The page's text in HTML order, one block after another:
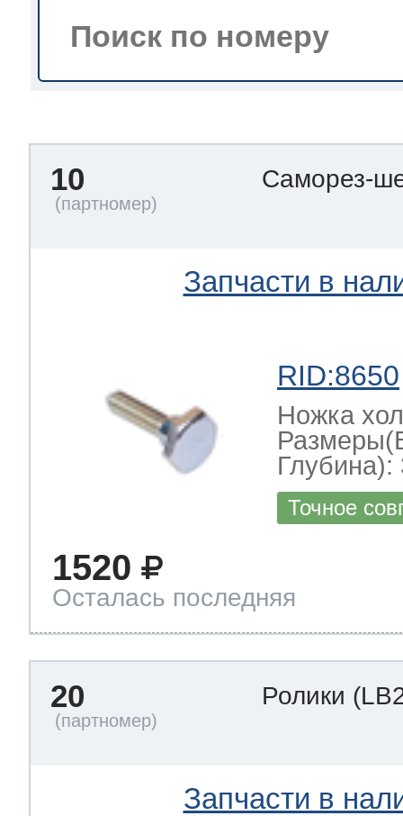
по уходу
10 Саморез-
Запчасти в
RID:8650
Ножка
Глубина):
Точное
1520
Осталась последняя
20 Ролики
Запчасти в